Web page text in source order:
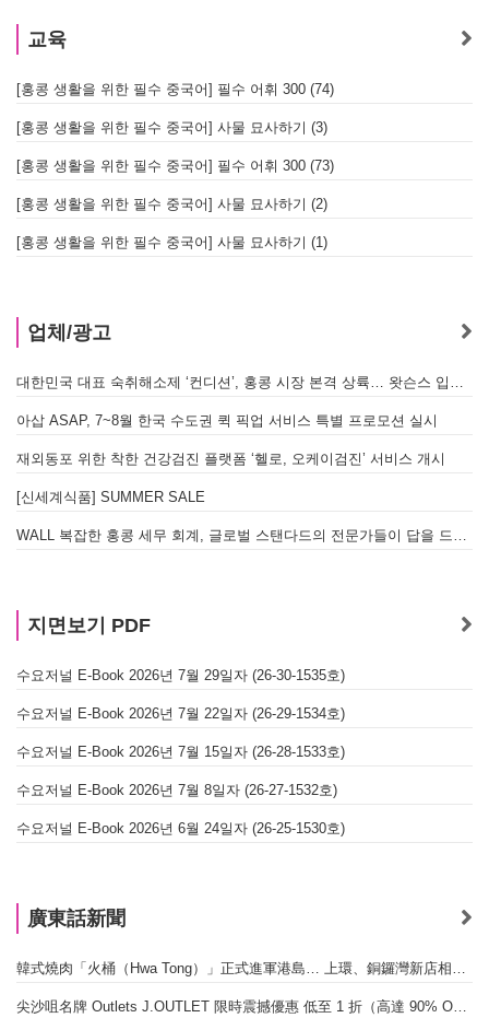
교육
[홍콩 생활을 위한 필수 중국어] 필수 어휘 300 (74)
[홍콩 생활을 위한 필수 중국어] 사물 묘사하기 (3)
[홍콩 생활을 위한 필수 중국어] 필수 어휘 300 (73)
[홍콩 생활을 위한 필수 중국어] 사물 묘사하기 (2)
[홍콩 생활을 위한 필수 중국어] 사물 묘사하기 (1)
업체/광고
대한민국 대표 숙취해소제 ‘컨디션’, 홍콩 시장 본격 상륙… 왓슨스 입점 기념 할인 행사 진행
아삽 ASAP, 7~8월 한국 수도권 퀵 픽업 서비스 특별 프로모션 실시
재외동포 위한 착한 건강검진 플랫폼 ‘헬로, 오케이검진’ 서비스 개시
[신세계식품] SUMMER SALE
WALL 복잡한 홍콩 세무 회계, 글로벌 스탠다드의 전문가들이 답을 드립니다! - 법인설립, 회계, 감사
지면보기 PDF
수요저널 E-Book 2026년 7월 29일자 (26-30-1535호)
수요저널 E-Book 2026년 7월 22일자 (26-29-1534호)
수요저널 E-Book 2026년 7월 15일자 (26-28-1533호)
수요저널 E-Book 2026년 7월 8일자 (26-27-1532호)
수요저널 E-Book 2026년 6월 24일자 (26-25-1530호)
廣東話新聞
韓式燒肉「火桶（Hwa Tong）」正式進軍港島… 上環、銅鑼灣新店相繼開幕
尖沙咀名牌 Outlets J.OUTLET 限時震撼優惠 低至 1 折（高達 90% OFF）